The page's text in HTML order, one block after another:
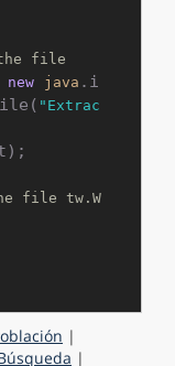
file
new java .i
"Extrac
file tw.W
|
|